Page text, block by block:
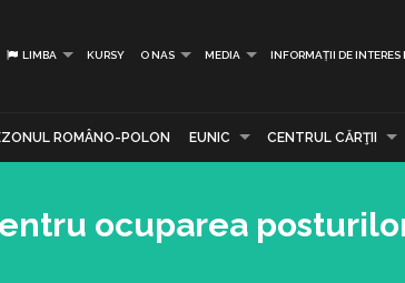
LIMBA KURSY O NAS MEDIA INFORMAȚII DE INTERES
ROMÂNO-POLON EUNIC CENTRUL CĂRŢII
ocuparea